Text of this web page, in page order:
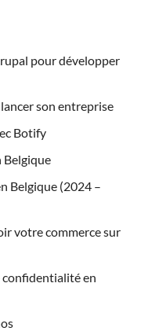
pour développer
son entreprise
Botify
Belgique
Belgique (2024 –
votre commerce sur
en